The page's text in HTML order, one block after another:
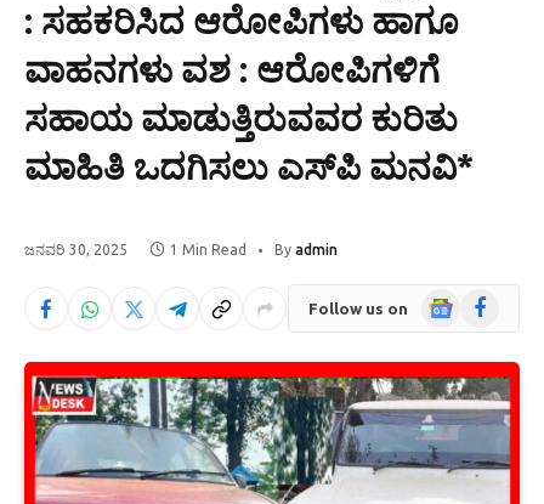
: ಸಹಕರಿಸಿದ ಆರೋಪಿಗಳು ಹಾಗೂ
ವಾಹನಗಳು ವಶ : ಆರೋಪಿಗಳಿಗೆ
ಸಹಾಯ ಮಾಡುತ್ತಿರುವವರ ಕುರಿತು
ಮಾಹಿತಿ ಒದಗಿಸಲು ಎಸ್‌ಪಿ ಮನವಿ*
ಜನವರಿ 30, 2025 1 Min Read By admin
Follow us on
GoogleFacebook